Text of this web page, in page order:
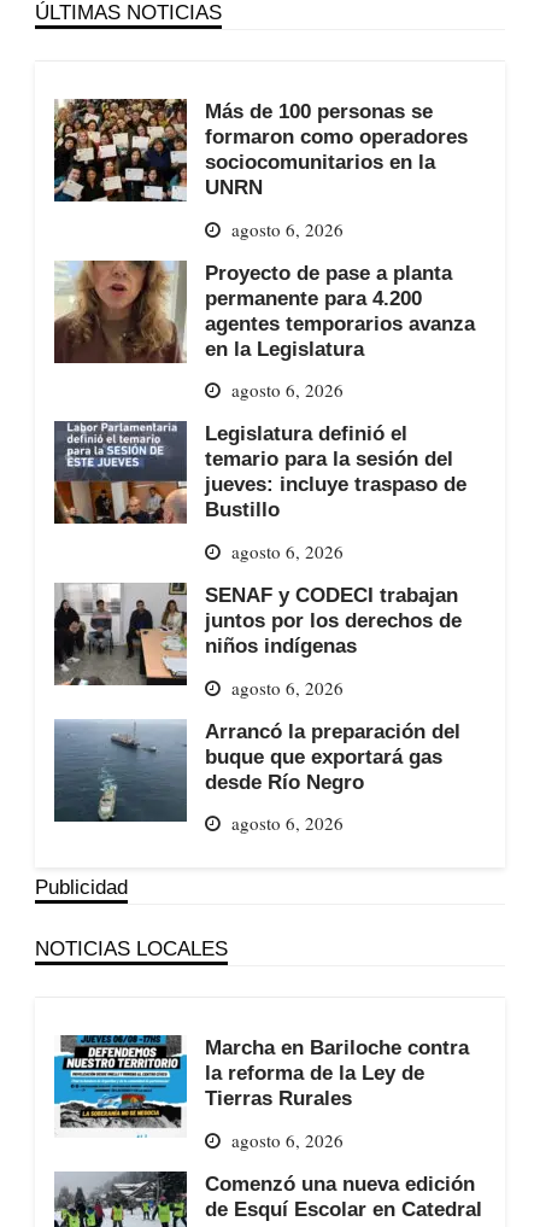
ÚLTIMAS NOTICIAS
Más de 100 personas se
formaron como operadores
sociocomunitarios en la
UNRN
agosto 6, 2026
Proyecto de pase a planta
permanente para 4.200
agentes temporarios avanza
en la Legislatura
agosto 6, 2026
Legislatura definió el
temario para la sesión del
jueves: incluye traspaso de
Bustillo
agosto 6, 2026
SENAF y CODECI trabajan
juntos por los derechos de
niños indígenas
agosto 6, 2026
Arrancó la preparación del
buque que exportará gas
desde Río Negro
agosto 6, 2026
Publicidad
NOTICIAS LOCALES
Marcha en Bariloche contra
la reforma de la Ley de
Tierras Rurales
agosto 6, 2026
Comenzó una nueva edición
de Esquí Escolar en Catedral